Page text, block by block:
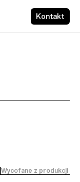
Wycofane z produkcji
Kontakt